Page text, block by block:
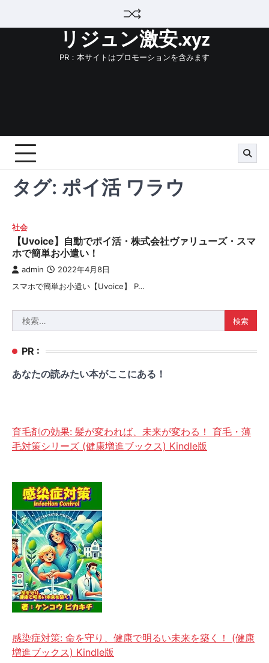
リジュン激安.xyz
PR：本サイトはプロモーションを含みます
タグ: ポイ活 ワラウ
社会
【Uvoice】自動でポイ活・株式会社ヴァリューズ・スマ
ホで簡単お小遣い！
admin 2022年4月8日
スマホで簡単お小遣い【Uvoice】 P…
索:
PR :
あなたの読みたい本がここにある！
育毛剤の効果: 髪が変われば、未来が変わる！ 育毛・薄
毛対策シリーズ (健康増進ブックス) Kindle版
感染症対策: 命を守り、健康で明るい未来を築く！ (健康
増進ブックス) Kindle版